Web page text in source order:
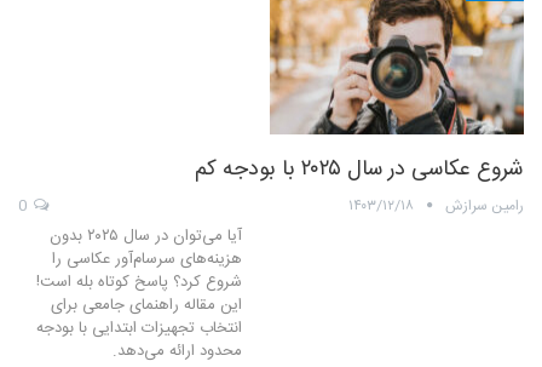
شروع عکاسی در سال ۲۰۲۵ با بودجه کم
رامین سرازش ۱۴۰۳/۱۲/۱۸
آیا می‌توان در سال ۲۰۲۵ بدون
هزینه‌های سرسام‌آور عکاسی را
شروع کرد؟ پاسخ کوتاه بله است!
این مقاله راهنمای جامعی برای
انتخاب تجهیزات ابتدایی با بودجه
محدود ارائه می‌دهد.